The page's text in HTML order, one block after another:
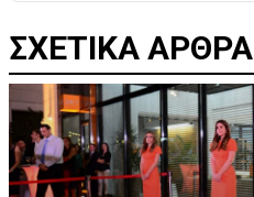
ΣΧΕΤΙΚΑ ΑΡΘΡΑ